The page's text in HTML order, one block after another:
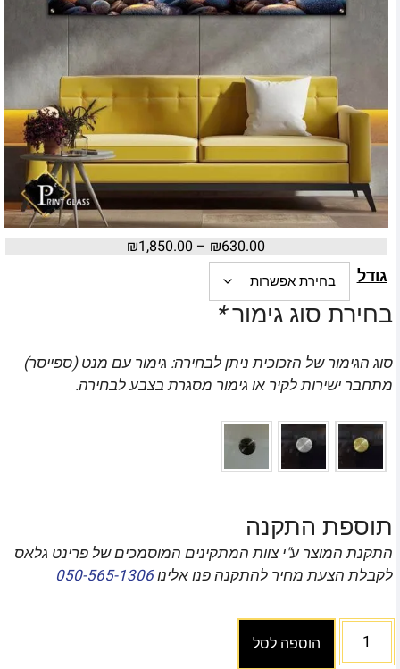
₪630.00
–
₪1,850.00
גודל
בחירת סוג גימור*
סוג הגימור של הזכוכית ניתן לבחירה: גימור עם מנט (ספייסר)
מתחבר ישירות לקיר או גימור מסגרת בצבע לבחירה.
תוספת התקנה
התקנת המוצר ע"י צוות המתקינים המוסמכים של פרינט גלאס
לקבלת הצעת מחיר להתקנה פנו אלינו050-565-1306
הוספה לסל